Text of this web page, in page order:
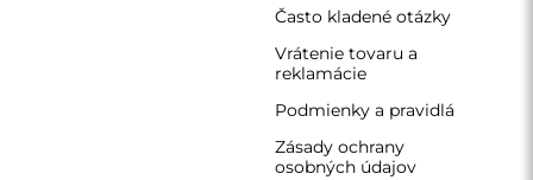
Často kladené otázky
Vrátenie tovaru a
reklamácie
Podmienky a pravidlá
Zásady ochrany
osobných údajov